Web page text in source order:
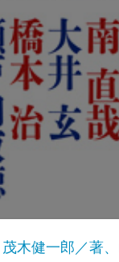
木健一郎／著、